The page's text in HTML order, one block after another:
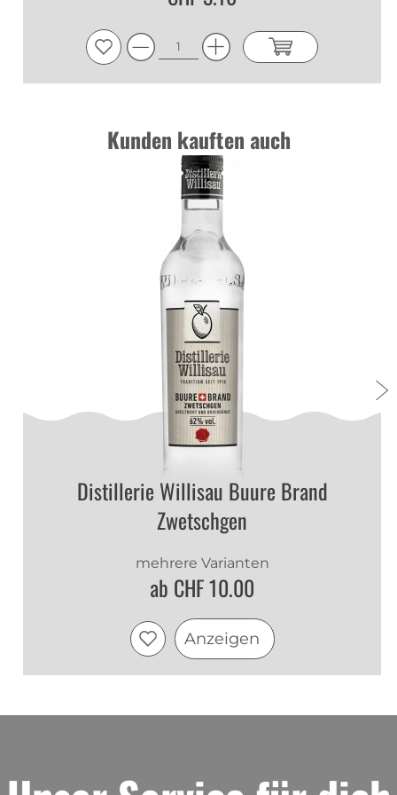
Kunden kauften auch
Distillerie Willisau Buure Brand
Zwetschgen
mehrere Varianten
ab CHF 10.00
Anzeigen